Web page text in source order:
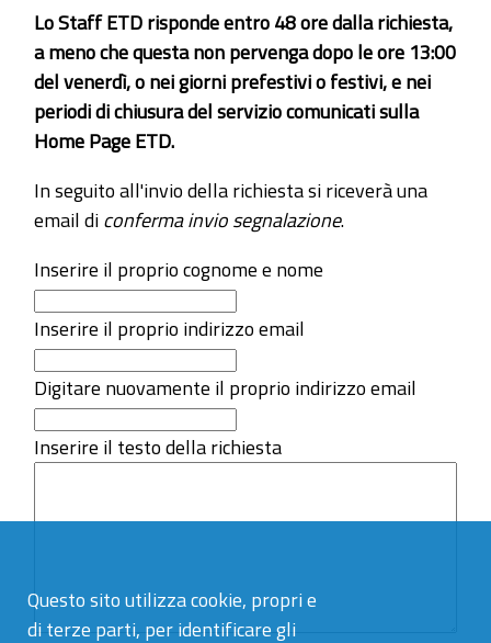
Questo sito utilizza cookie, propri e
di terze parti, per identificare gli
Lo Staff ETD risponde entro 48 ore dalla richiesta,
a meno che questa non pervenga dopo le ore 13:00
del venerdì, o nei giorni prefestivi o festivi, e nei
periodi di chiusura del servizio comunicati sulla
Home Page ETD.
In seguito all'invio della richiesta si riceverà una
email diconferma invio segnalazione.
Inserire il proprio cognome e nome
Inserire il proprio indirizzo email
Digitare nuovamente il proprio indirizzo email
Inserire il testo della richiesta